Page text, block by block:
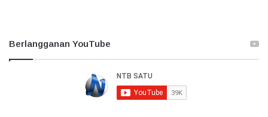
Berlangganan YouTube